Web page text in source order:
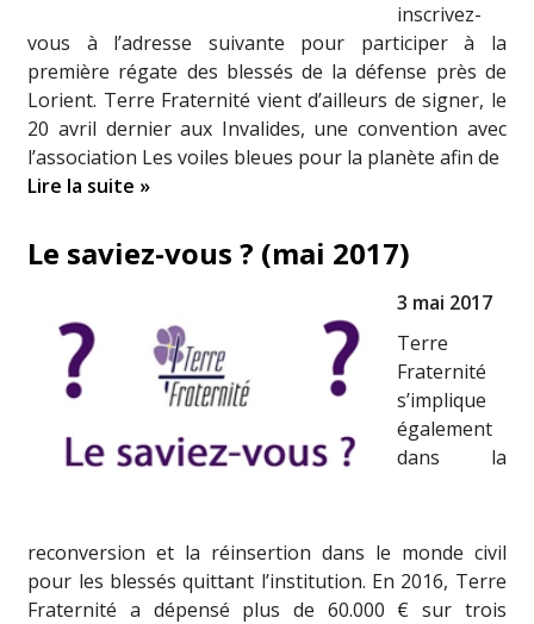
inscrivez-
vous à l’adresse suivante pour participer à la
première régate des blessés de la défense près de
Lorient. Terre Fraternité vient d’ailleurs de signer, le
20 avril dernier aux Invalides, une convention avec
l’association Les voiles bleues pour la planète afin de
Lire la suite »
Le saviez-vous ? (mai 2017)
3 mai 2017
Terre
Fraternité
s’implique
également
dans la
reconversion et la réinsertion dans le monde civil
pour les blessés quittant l’institution. En 2016, Terre
Fraternité a dépensé plus de 60.000 € sur trois